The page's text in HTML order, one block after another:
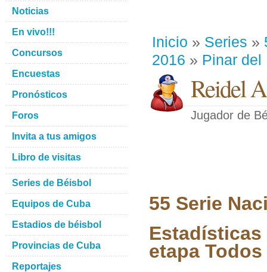
Inicio » Series »
2016 » Pinar del
Reidel
Jugador de
55 Serie
Estadísticas
etapa
Noticias
En vivo!!!
Concursos
Encuestas
Pronósticos
Foros
Invita a tus amigos
Libro de visitas
Series de Béisbol
Equipos de Cuba
Estadios de béisbol
Provincias de Cuba
Reportajes